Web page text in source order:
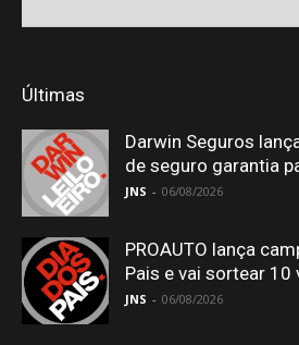
Últimas
Darwin Seguros
de seguro garantia
JNS - 06/08/2026
PROAUTO lança
Pais e vai sortear
JNS - 06/08/2026